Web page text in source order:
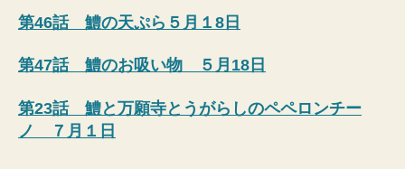
第46話 鱧の天ぷら５月１8日
第47話 鱧のお吸い物 ５月18日
第23話 鱧と万願寺とうがらしのペペロンチー
ノ ７月１日